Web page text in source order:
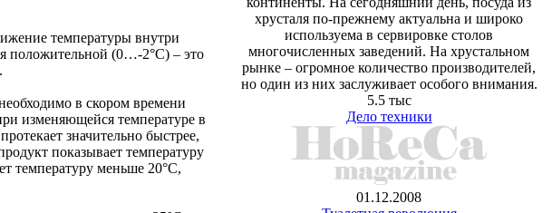
температуры внутри
положительной (0…-2°С) – это
в скором времени
изменяющейся температуре в
значительно быстрее,
показывает температуру
температуру меньше 20°С,
хрусталя по-прежнему актуальна и широко
используема в сервировке столов
многочисленных заведений. На хрустальном
рынке – огромное количество производителей,
но один из них заслуживает особого внимания.
5.5 тыс
Дело техники
01.12.2008